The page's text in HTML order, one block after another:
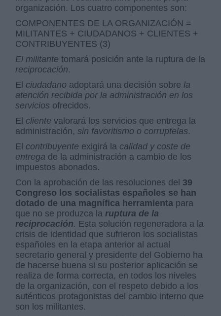
organización. Los cuatro componentes son:
COMPONENTES DE LA ORGANIZACIÓN =
MILITANTES + CIUDADANOS + CLIENTES +
CONTRIBUYENTES (3)
El militante tomará posición ante la ruptura de la
reciprocación.
El ciudadano adoptará una decisión sobre la
atención recibida por la administración en los
servicios ofrecidos.
El cliente valorará los servicios que entrega la
administración,sin favoritismo o corruptelas.
El contribuyente exigirá la calidad y coste de
entrega de la administración a cambio de los
impuestos abonados.
Con la aprobación de las resoluciones del 39
Congreso los socialistas españoles se han
dotado de una magnífica herramienta para
que no se produzca la ruptura de la
reciprocación. Esta solución regeneradora a la
crisis de identidad que sufrieron los socialistas
españoles en la etapa anterior al actual
secretario general y presidente del Gobierno ha
de hacerse buena si su posterior aplicación se
realiza de forma correcta, en todos los niveles
de la organización, con el respeto debido a los
auténticos protagonistas del cambio interno que
son los militantes.